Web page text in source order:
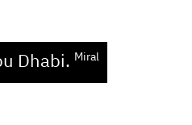
Dhabi. Miral